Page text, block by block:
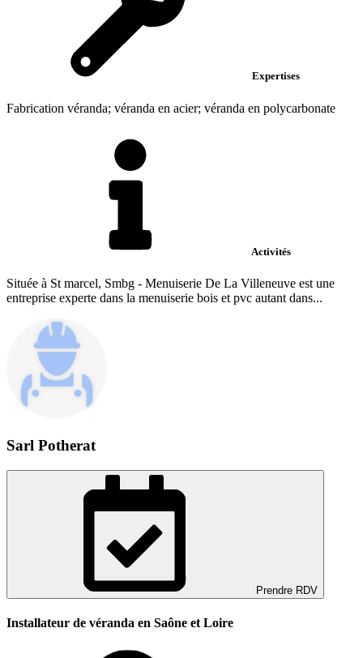
Expertises
Fabrication véranda; véranda en acier; véranda en polycarbonate
Activités
Située à St marcel, Smbg - Menuiserie De La Villeneuve est une
entreprise experte dans la menuiserie bois et pvc autant dans...
Sarl Potherat
Prendre RDV
Installateur de véranda en Saône et Loire